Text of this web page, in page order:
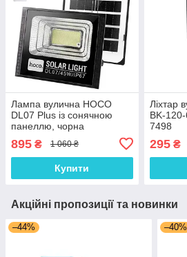
Лампа вулична HOCO
DL07 Plus із сонячною
панеллю, чорна
895 ₴ 1 060 ₴
Купити
Ліхтар
BK-
7498
295₴
Акційні пропозиції та новинки
–44% –40%